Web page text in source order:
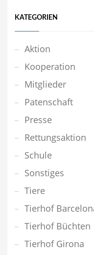
KATEGORIEN
Aktion
Kooperation
Mitglieder
Patenschaft
Presse
Rettungsaktion
Schule
Sonstiges
Tiere
Tierhof
Tierhof Büchten
Tierhof Girona